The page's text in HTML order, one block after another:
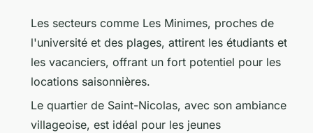
Les secteurs comme Les Minimes, proches de
l'université et des plages, attirent les étudiants et
les vacanciers, offrant un fort potentiel pour les
locations saisonnières.
Le quartier de Saint-Nicolas, avec son ambiance
villageoise, est idéal pour les jeunes